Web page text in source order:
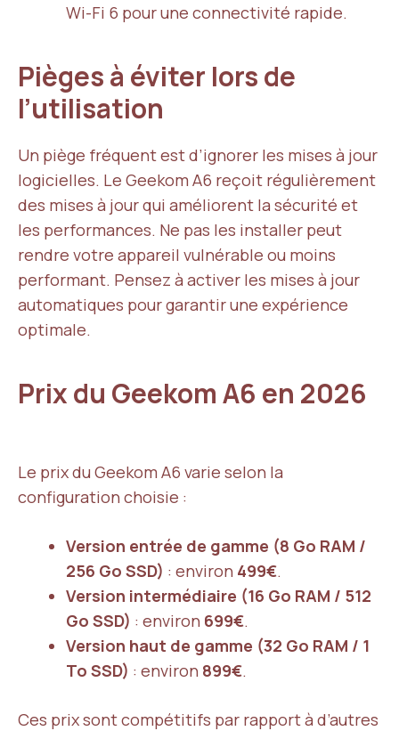
Wi-Fi 6 pour une connectivité rapide.
Pièges à éviter lors de
l’utilisation
Un piège fréquent est d’ignorer les mises à jour
logicielles. Le Geekom A6 reçoit régulièrement
des mises à jour qui améliorent la sécurité et
les performances. Ne pas les installer peut
rendre votre appareil vulnérable ou moins
performant. Pensez à activer les mises à jour
automatiques pour garantir une expérience
optimale.
Prix du Geekom A6 en 2026
Le prix du Geekom A6 varie selon la
configuration choisie :
Version entrée de gamme (8 Go RAM /
256 Go SSD) : environ 499€.
Version intermédiaire (16 Go RAM / 512
Go SSD) : environ 699€.
Version haut de gamme (32 Go RAM / 1
To SSD) : environ 899€.
Ces prix sont compétitifs par rapport à d’autres